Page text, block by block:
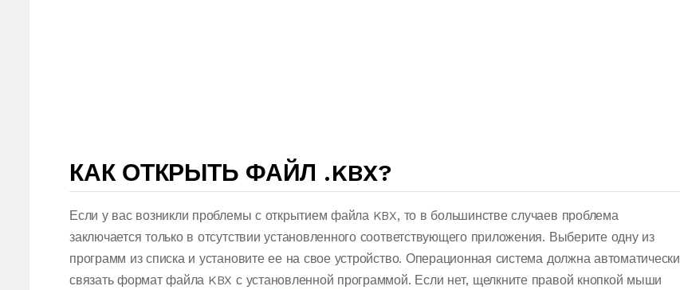
КАК ОТКРЫТЬ ФАЙЛ .KBX?
Если у вас возникли проблемы с открытием файла KBX, то в большинстве случаев проблема
заключается только в отсутствии установленного соответствующего приложения. Выберите одну из
программ из списка и установите ее на свое устройство. Операционная система должна автоматически
связать формат файла KBX с установленной программой. Если нет, щелкните правой кнопкой мыши